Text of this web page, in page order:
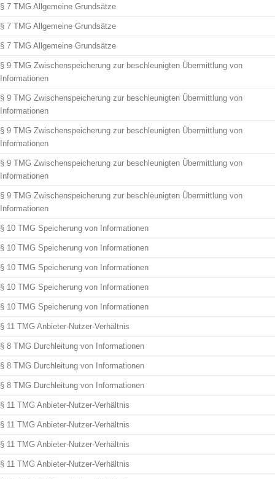
§ 7 TMG Allgemeine Grundsätze
§ 7 TMG Allgemeine Grundsätze
§ 7 TMG Allgemeine Grundsätze
§ 9 TMG Zwischenspeicherung zur beschleunigten Übermittlung von
Informationen
§ 9 TMG Zwischenspeicherung zur beschleunigten Übermittlung von
Informationen
§ 9 TMG Zwischenspeicherung zur beschleunigten Übermittlung von
Informationen
§ 9 TMG Zwischenspeicherung zur beschleunigten Übermittlung von
Informationen
§ 9 TMG Zwischenspeicherung zur beschleunigten Übermittlung von
Informationen
§ 10 TMG Speicherung von Informationen
§ 10 TMG Speicherung von Informationen
§ 10 TMG Speicherung von Informationen
§ 10 TMG Speicherung von Informationen
§ 10 TMG Speicherung von Informationen
§ 11 TMG Anbieter-Nutzer-Verhältnis
§ 8 TMG Durchleitung von Informationen
§ 8 TMG Durchleitung von Informationen
§ 8 TMG Durchleitung von Informationen
§ 11 TMG Anbieter-Nutzer-Verhältnis
§ 11 TMG Anbieter-Nutzer-Verhältnis
§ 11 TMG Anbieter-Nutzer-Verhältnis
§ 11 TMG Anbieter-Nutzer-Verhältnis